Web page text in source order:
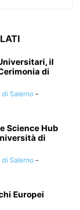
il
di
Salerno -
Science Hub
di
Salerno -
Europei